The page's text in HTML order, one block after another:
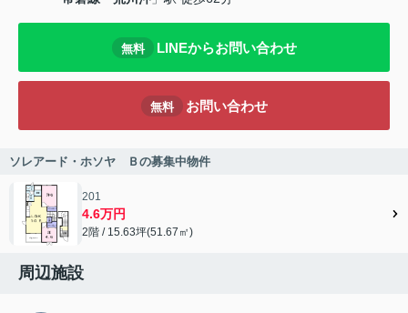
無料 LINEからお問い合わせ
無料 お問い合わせ
ソレアード・ホソヤ Ｂの募集中物件
201
4.6万円
2階 / 15.63坪(51.67㎡)
周辺施設